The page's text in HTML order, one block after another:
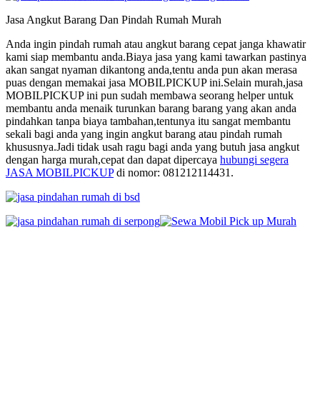
Jasa Angkut Barang Dan Pindah Rumah Murah
Anda ingin pindah rumah atau angkut barang cepat janga khawatir
kami siap membantu anda.Biaya jasa yang kami tawarkan pastinya
akan sangat nyaman dikantong anda,tentu anda pun akan merasa
puas dengan memakai jasa MOBILPICKUP ini.Selain murah,jasa
MOBILPICKUP ini pun sudah membawa seorang helper untuk
membantu anda menaik turunkan barang barang yang akan anda
pindahkan tanpa biaya tambahan,tentunya itu sangat membantu
sekali bagi anda yang ingin angkut barang atau pindah rumah
khususnya.Jadi tidak usah ragu bagi anda yang butuh jasa angkut
dengan harga murah,cepat dan dapat dipercaya hubungi segera
JASA MOBILPICKUPdi nomor: 081212114431.